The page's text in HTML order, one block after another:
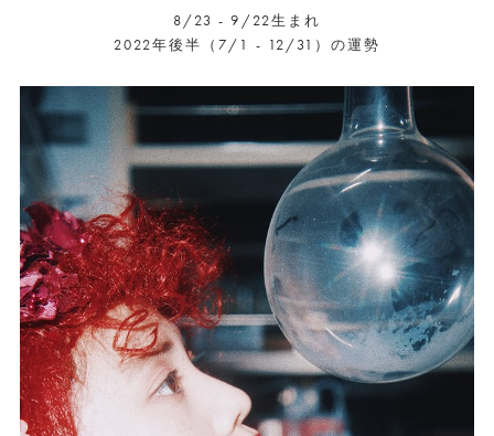
8/23 - 9/22生まれ
2022年後半（7/1 - 12/31）の運勢